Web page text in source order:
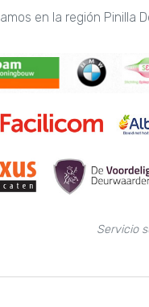
en la región Pinilla
Servicio